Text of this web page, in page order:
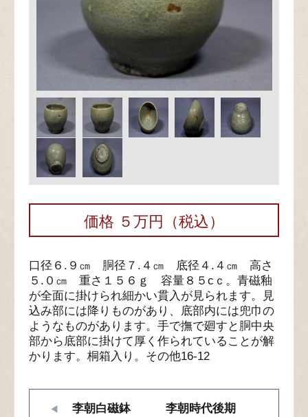
価格 ５万円（税込）
口径６.９㎝ 胴径７.４㎝ 底径４.４㎝ 高さ
５.０㎝ 重さ１５６ｇ 容量８５cｃ。青磁釉
が全面に掛けられ細かい貫入が見られます。見
込み部には降りものがあり、底部内には兜巾の
ようなものがあります。手で撫で廻すと胴中央
部から底部に掛けて厚く作られていることが解
かります。桐箱入り。その他16-12
李朝白磁鉢 李朝時代後期